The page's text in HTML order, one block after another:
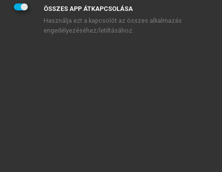
ÖSSZES APP ÁTKAPCSOLÁSA
Használja ezt a kapcsolót az összes alkalmazás
engedélyezéséhez/letiltásához.